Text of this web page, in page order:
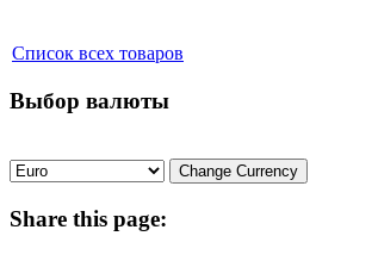
Список всех товаров
Выбор валюты
Share this page: